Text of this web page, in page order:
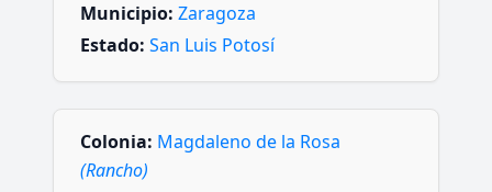
Municipio: Zaragoza
Estado: San Luis Potosí
Colonia: Magdaleno de la Rosa
(Rancho)